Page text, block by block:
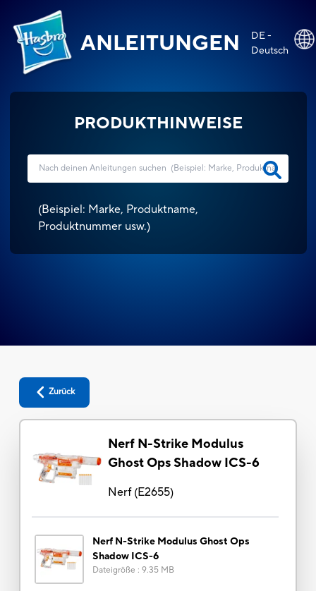
ANLEITUNGEN
DE -
Deutsch
PRODUKTHINWEISE
(Beispiel: Marke, Produktname,
Produktnummer usw.)
Zurück
Nerf N-Strike Modulus
Ghost Ops Shadow ICS-6
Nerf(E2655)
Nerf N-Strike Modulus Ghost Ops
Shadow ICS-6
Dateigröße : 9.35 MB